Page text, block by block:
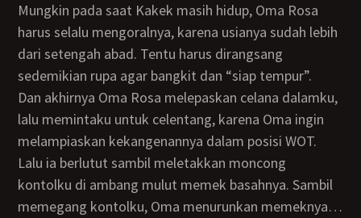
Mungkin pada saat Kakek masih hidup, Oma Rosa
harus selalu mengoralnya, karena usianya sudah lebih
dari setengah abad. Tentu harus dirangsang
sedemikian rupa agar bangkit dan “siap tempur”.
Dan akhirnya Oma Rosa melepaskan celana dalamku,
lalu memintaku untuk celentang, karena Oma ingin
melampiaskan kekangenannya dalam posisi WOT.
Lalu ia berlutut sambil meletakkan moncong
kontolku di ambang mulut memek basahnya. Sambil
memegang kontolku, Oma menurunkan memeknya…